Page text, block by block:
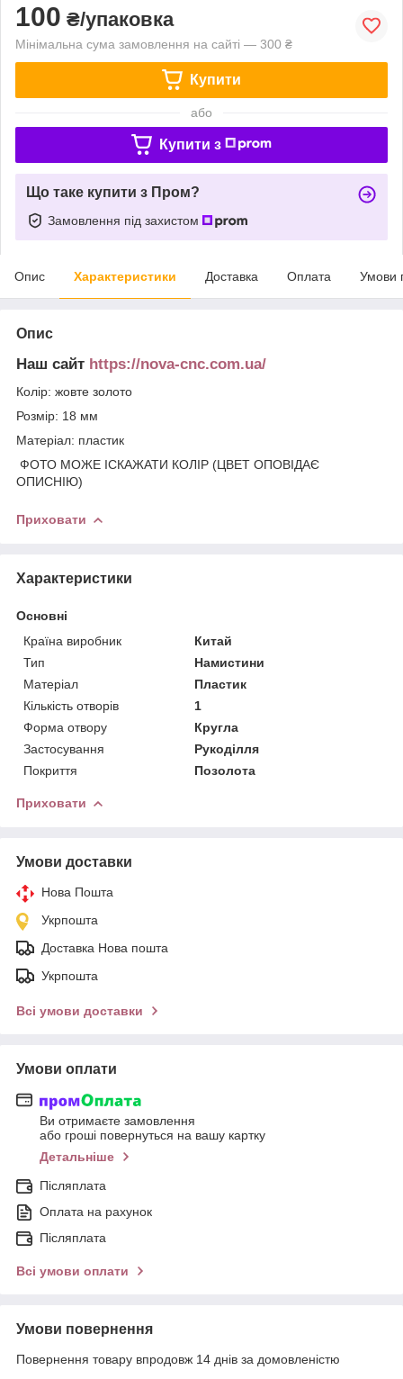
100 ₴/упаковка
Мінімальна сума замовлення на сайті — 300 ₴
Купити
або
Купити з
Що таке купити з Пром?
Замовлення під захистом
Опис Характеристики Доставка Оплата Умови
Опис
Наш сайт https://nova-cnc.com.ua/
Колір: жовте золото
Розмір: 18 мм
Матеріал: пластик
ФОТО МОЖЕ ІСКАЖАТИ КОЛІР (ЦВЕТ ОПОВІДАЄ
ОПИСНІЮ)
Приховати
Характеристики
Основні
Країна виробник
Китай
Тип
Намистини
Матеріал
Пластик
Кількість отворів
1
Форма отвору
Кругла
Застосування
Рукоділля
Покриття
Позолота
Приховати
Умови доставки
Нова Пошта
Укрпошта
Доставка Нова пошта
Укрпошта
Всі умови доставки
Умови оплати
Ви отримаєте замовлення
або гроші повернуться на вашу картку
Детальніше
Післяплата
Оплата на рахунок
Післяплата
Всі умови оплати
Умови повернення
Повернення товару впродовж 14 днів за домовленістю